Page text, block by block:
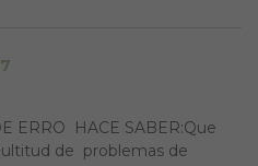
ERRO HACE SABER:Que
de problemas de